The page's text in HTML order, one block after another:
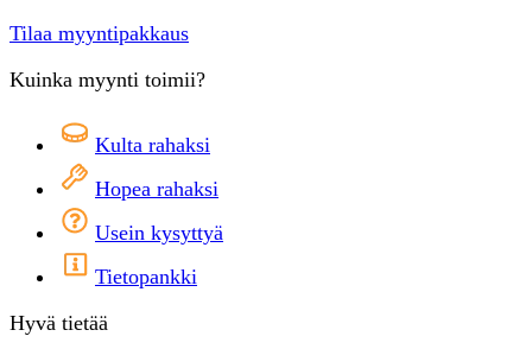
Tilaa myyntipakkaus
Kuinka myynti toimii?
Kulta rahaksi
Hopea rahaksi
Usein kysyttyä
Tietopankki
Hyvä tietää